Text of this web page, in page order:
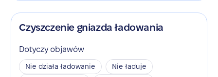
Czyszczenie gniazda ładowania
Dotyczy objawów
Nie działa ładowanie
Nie ładuje